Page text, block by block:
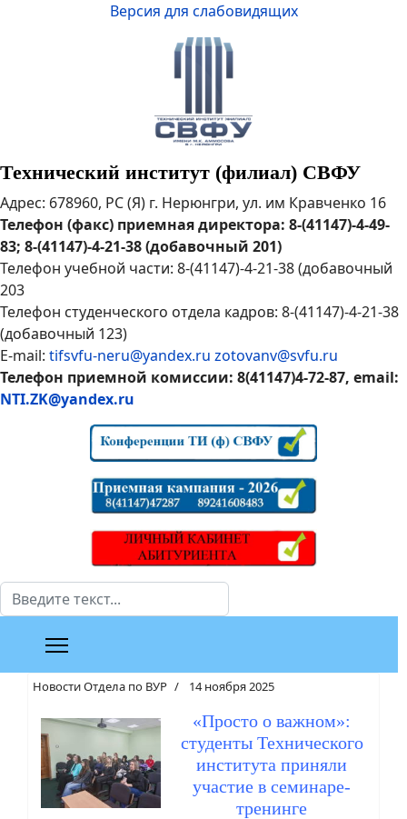
Версия для слабовидящих
Технический институт (филиал) СВФУ
Адрес: 678960, РС (Я) г. Нерюнгри, ул. им Кравченко 16
Телефон (факс) приемная директора: 8-(41147)-4-49-
83; 8-(41147)-4-21-38 (добавочный 201)
Телефон учебной части: 8-(41147)-4-21-38 (добавочный
203
Телефон студенческого отдела кадров: 8-(41147)-4-21-38
(добавочный 123)
E-mail: tifsvfu-neru@yandex.ru zotovanv@svfu.ru
Телефон приемной комиссии: 8(41147)4-72-87, email:
NTI.ZK@yandex.ru
Поиск
Новости Отдела по ВУР 14 ноября 2025
«Просто о важном»:
студенты Технического
института приняли
участие в семинаре-
тренинге